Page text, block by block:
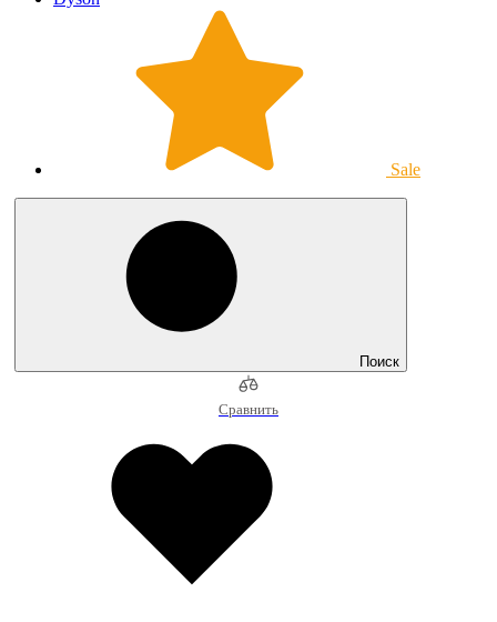
Sale
Поиск
Сравнить